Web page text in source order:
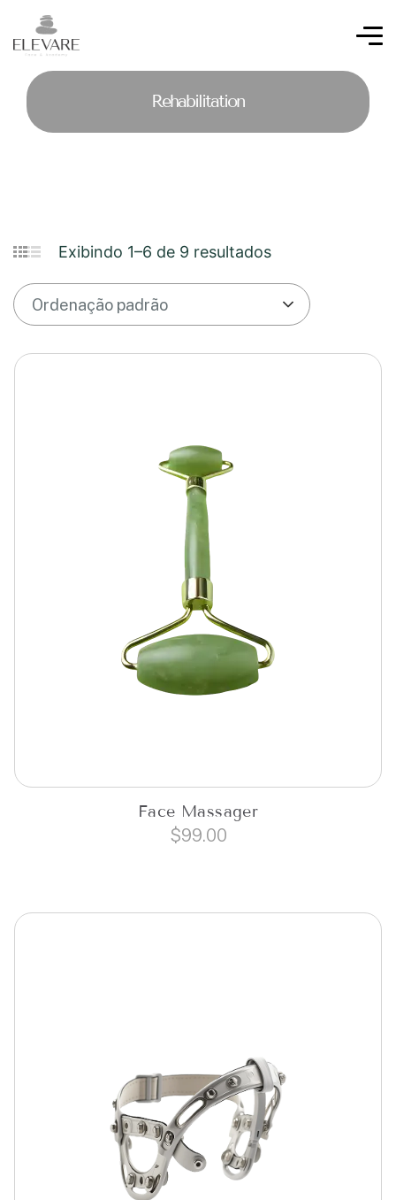
Rehabilitation
Exibindo 1–6 de 9 resultados
Ordenação padrão
Face Massager
$99.00